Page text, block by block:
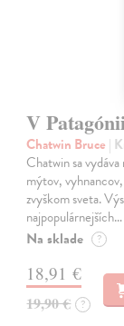
V
Chatwin Bruce |
Chatwin sa
mýtov,
zvyškom sveta.
najpopulárnejších…
Na sklade ?
18,91 €
19,90 € ?